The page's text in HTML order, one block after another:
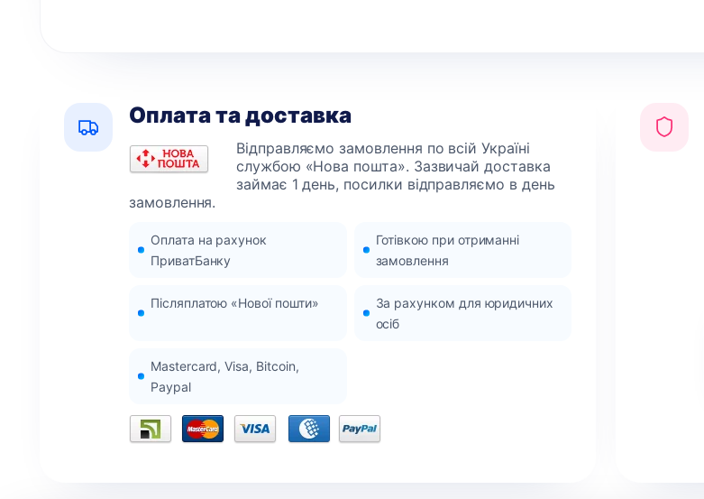
Оплата та доставка
Відправляємо замовлення по всій Україні
службою «Нова пошта». Зазвичай доставка
займає 1 день, посилки відправляємо в день
замовлення.
Оплата на рахунок
ПриватБанку
Готівкою при отриманні
замовлення
Післяплатою «Нової пошти»
За рахунком для юридичних
осіб
Mastercard, Visa, Bitcoin,
Paypal